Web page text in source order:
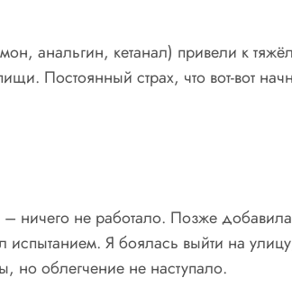
анальгин, кетанал) привели к
Постоянный страх, что вот-вот
ничего не работало. Позже
Я боялась выйти на
но облегчение не наступало.